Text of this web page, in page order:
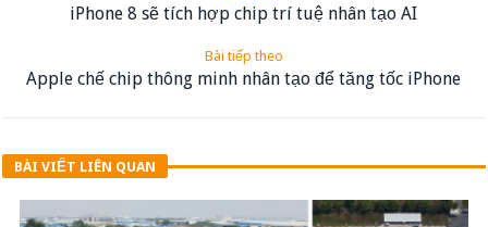
iPhone 8 sẽ tích hợp chip trí tuệ nhân tạo AI
Bài tiếp theo
Apple chế chip thông minh nhân tạo để tăng tốc iPhone
BÀI VIẾT LIÊN QUAN